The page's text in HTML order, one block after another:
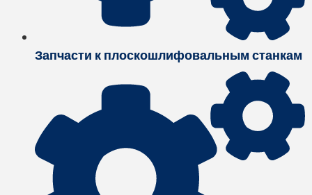
Запчасти к плоскошлифовальным станкам